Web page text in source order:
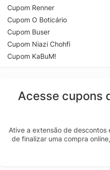
Cupom Renner
Cupom O Boticário
Cupom Buser
Cupom Niazi Chohfi
Cupom KaBuM!
Acesse cupons
Ative a extensão de
de finalizar uma compra